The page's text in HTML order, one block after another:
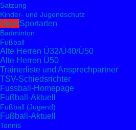
Satzung
Kinder- und Jugendschutz
SportSportarten
Badminton
Fußball
Alte Herren Ü32/Ü40/Ü50
Alte Herren Ü50
Trainerliste und Ansprechpartner
TSV-Schiedsrichter
Fussball-Homepage
Fußball-Aktuell
Fußball (Jugend)
Fußball-Aktuell
Tennis